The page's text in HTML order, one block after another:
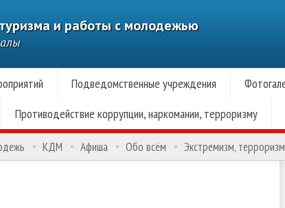
и работы с молодежью
Подведомственные учреждения
Противодействие коррупции, наркомании, терроризму
КДМ Афиша Обо всём Экстремизм,